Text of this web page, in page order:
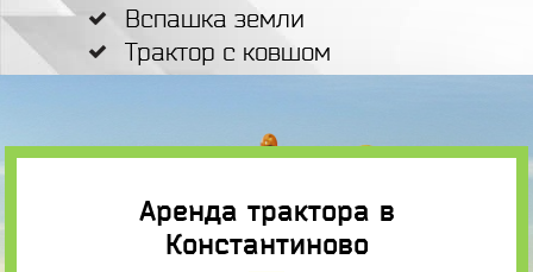
Вспашка земли
Трактор с ковшом
Аренда трактора в
Константиново